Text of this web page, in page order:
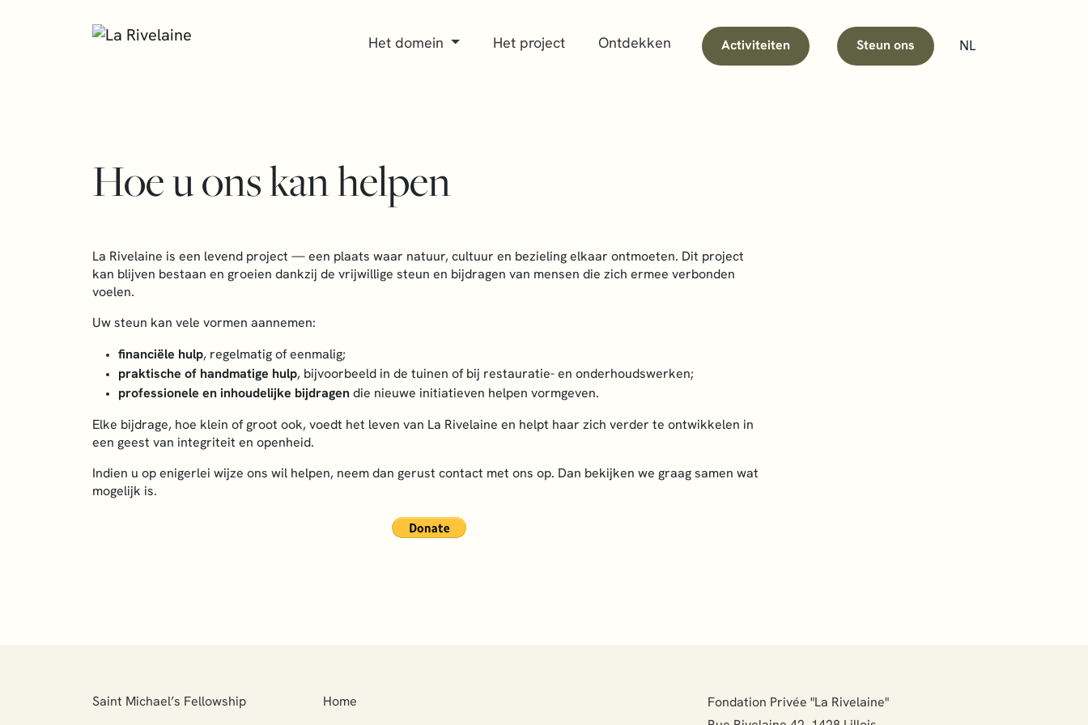
Het domein Het project Ontdekken Activiteiten Steun ons NL
Hoe u ons kan helpen
La Rivelaine is een levend project — een plaats waar natuur, cultuur en bezieling elkaar ontmoeten. Dit project
kan blijven bestaan en groeien dankzij de vrijwillige steun en bijdragen van mensen die zich ermee verbonden
voelen.
Uw steun kan vele vormen aannemen:
financiële hulp, regelmatig of eenmalig;
praktische of handmatige hulp, bijvoorbeeld in de tuinen of bij restauratie- en onderhoudswerken;
professionele en inhoudelijke bijdragen die nieuwe initiatieven helpen vormgeven.
Elke bijdrage, hoe klein of groot ook, voedt het leven van La Rivelaine en helpt haar zich verder te ontwikkelen in
een geest van integriteit en openheid.
Indien u op enigerlei wijze ons wil helpen, neem dan gerust contact met ons op. Dan bekijken we graag samen wat
mogelijk is.
Saint Michael’s Fellowship Home
Fondation Privée "La Rivelaine"